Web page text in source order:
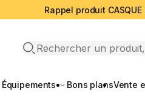
Rappel produit CASQUE
Open search
Équipements Bons plansVente